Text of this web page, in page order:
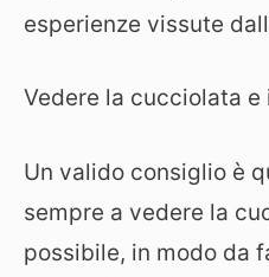
esperienze vissute
Vedere la cucciolata e
Un valido consiglio è
sempre a vedere la
possibile, in modo da